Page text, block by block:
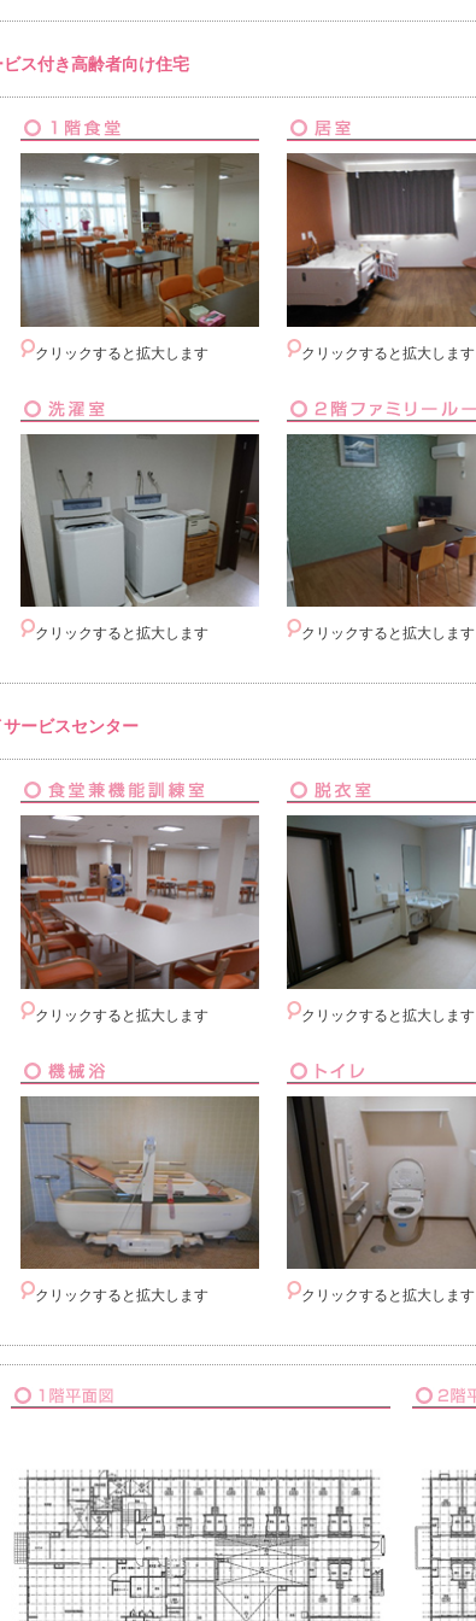
ビス付き高齢者向け住宅
クリックすると拡大します クリックすると拡大します
クリックすると拡大します クリックすると拡大します
サービスセンター
クリックすると拡大します クリックすると拡大します
クリックすると拡大します クリックすると拡大します